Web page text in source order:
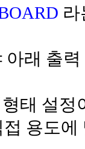
라
래 출
태 설정
용도에